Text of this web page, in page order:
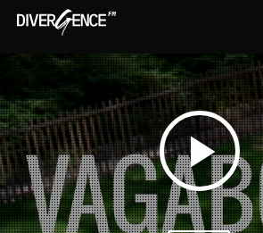
play_arrow